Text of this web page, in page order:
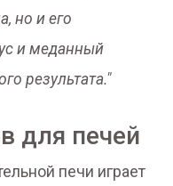
но и его
и меданный
результата."
для печей
печи играет